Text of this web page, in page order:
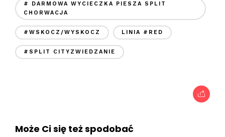
# DARMOWA WYCIECZKA PIESZA SPLIT
CHORWACJA
#WSKOCZ/WYSKOCZ LINIA #RED
#SPLIT CITYZWIEDZANIE
Może Ci się też spodobać